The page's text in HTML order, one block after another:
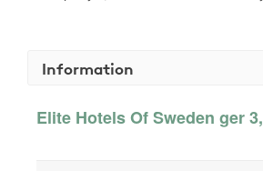
Information
Elite Hotels Of Sweden ger